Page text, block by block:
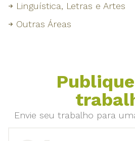
Linguística, Letras e Artes
Outras Áreas
Envie seu trabalho para